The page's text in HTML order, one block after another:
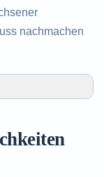
nachmachen
des